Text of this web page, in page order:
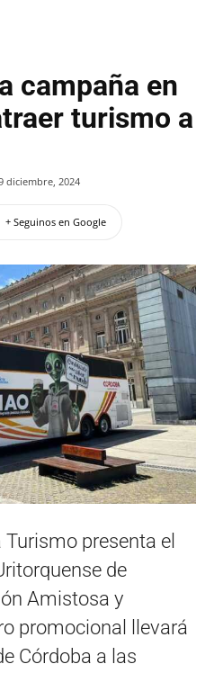
campaña en
turismo a
diciembre, 2024
+ Seguinos en Google
presenta el
de
Amistosa y
promocional llevará
Córdoba a las